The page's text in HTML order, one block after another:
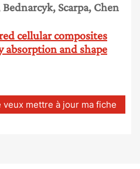
Scarpa, Chen
cellular composites
absorption and shape
mettre à jour ma fiche